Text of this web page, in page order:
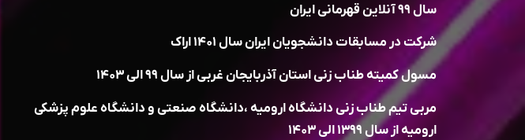
سال ۹۹ آنلاین قهرمانی ایران
شرکت در مسابقات دانشجویان ایران سال ۱۴۰۱ اراک
مسول کمیته طناب زنی استان آذربایجان غربی از سال ۹۹ الی ۱۴۰۳
مربی تیم طناب زنی دانشگاه ارومیه ،دانشگاه صنعتی و دانشگاه علوم پزشکی
ارومیه از سال ۱۳۹۹ الی ۱۴۰۳